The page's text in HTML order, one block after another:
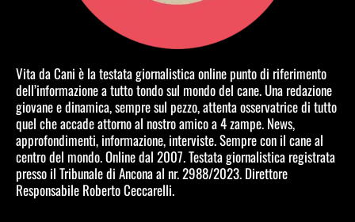
Vita da Cani è la testata giornalistica online punto di riferimento
dell’informazione a tutto tondo sul mondo del cane. Una redazione
giovane e dinamica, sempre sul pezzo, attenta osservatrice di tutto
quel che accade attorno al nostro amico a 4 zampe. News,
approfondimenti, informazione, interviste. Sempre con il cane al
centro del mondo. Online dal 2007. Testata giornalistica registrata
presso il Tribunale di Ancona al nr. 2988/2023. Direttore
Responsabile Roberto Ceccarelli.